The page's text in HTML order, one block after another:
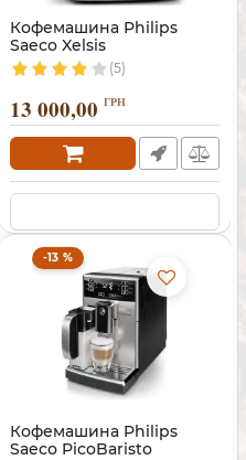
Кофемашина Philips
Saeco Xelsis
(5)
13 000,00 ГРН
-13 %
Кофемашина Philips
Saeco PicoBaristo